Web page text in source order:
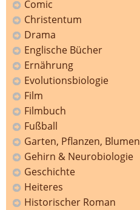
Comic
Christentum
Drama
Englische Bücher
Ernährung
Evolutionsbiologie
Film
Filmbuch
Fußball
Garten, Pflanzen, Blumen
Gehirn & Neurobiologie
Geschichte
Heiteres
Historischer Roman